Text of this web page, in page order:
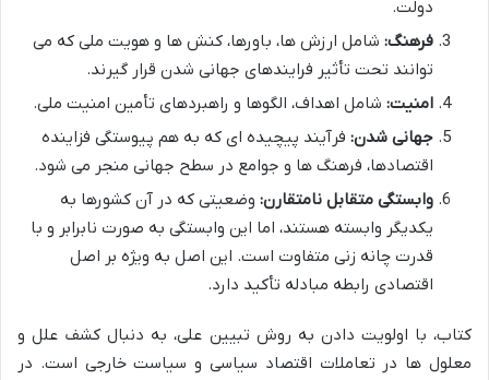
دولت.
فرهنگ: شامل ارزش ها، باورها، کنش ها و هویت ملی که می
توانند تحت تأثیر فرایندهای جهانی شدن قرار گیرند.
امنیت: شامل اهداف، الگوها و راهبردهای تأمین امنیت ملی.
جهانی شدن: فرآیند پیچیده ای که به هم پیوستگی فزاینده
اقتصادها، فرهنگ ها و جوامع در سطح جهانی منجر می شود.
وابستگی متقابل نامتقارن: وضعیتی که در آن کشورها به
یکدیگر وابسته هستند، اما این وابستگی به صورت نابرابر و با
قدرت چانه زنی متفاوت است. این اصل به ویژه بر اصل
اقتصادی رابطه مبادله تأکید دارد.
کتاب، با اولویت دادن به روش تبیین علی، به دنبال کشف علل و
معلول ها در تعاملات اقتصاد سیاسی و سیاست خارجی است. در